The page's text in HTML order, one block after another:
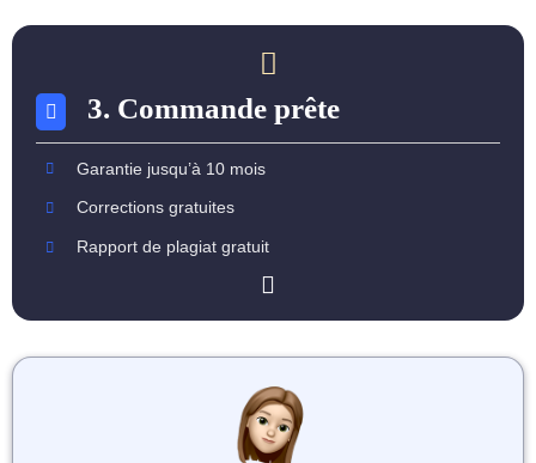
3. Commande prête
Garantie jusqu’à 10 mois
Corrections gratuites
Rapport de plagiat gratuit